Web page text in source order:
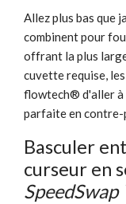
Allez plus bas que
combinent pour
offrant la plus
cuvette requise,
flowtech® d'aller à
parfaite en contre-
Basculer
curseur en